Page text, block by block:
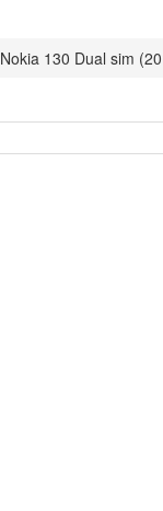
Nokia 130 Dual sim